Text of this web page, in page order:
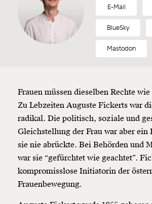
E-Mail
BlueSky
Mastodon
Frauen müssen dieselben Rechte
Zu Lebzeiten Auguste Fickerts war
radikal. Die politisch, soziale und
Gleichstellung der Frau war aber ein
sie nie abrückte. Bei Behörden und
war sie “gefürchtet wie geachtet”.
kompromisslose Initiatorin der
Frauenbewegung.